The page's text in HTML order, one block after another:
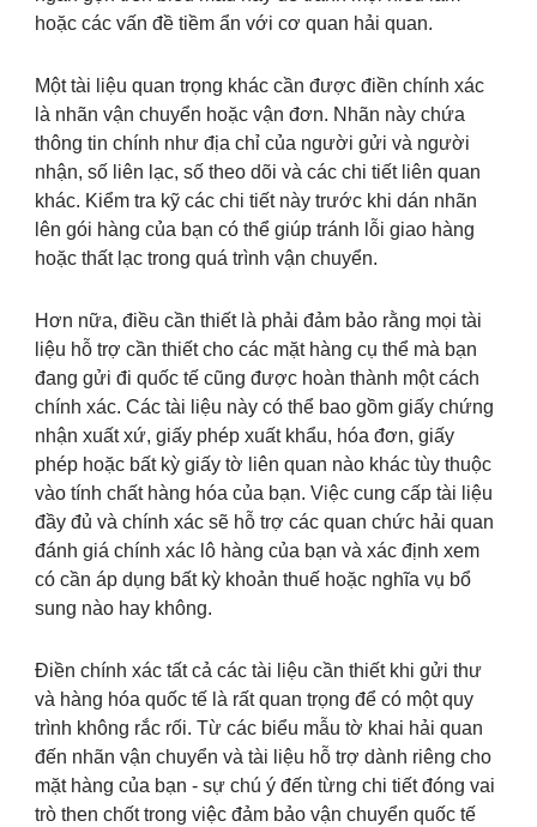
hoặc các vấn đề tiềm ẩn với cơ quan hải quan.
Một tài liệu quan trọng khác cần được điền chính xác
là nhãn vận chuyển hoặc vận đơn. Nhãn này chứa
thông tin chính như địa chỉ của người gửi và người
nhận, số liên lạc, số theo dõi và các chi tiết liên quan
khác. Kiểm tra kỹ các chi tiết này trước khi dán nhãn
lên gói hàng của bạn có thể giúp tránh lỗi giao hàng
hoặc thất lạc trong quá trình vận chuyển.
Hơn nữa, điều cần thiết là phải đảm bảo rằng mọi tài
liệu hỗ trợ cần thiết cho các mặt hàng cụ thể mà bạn
đang gửi đi quốc tế cũng được hoàn thành một cách
chính xác. Các tài liệu này có thể bao gồm giấy chứng
nhận xuất xứ, giấy phép xuất khẩu, hóa đơn, giấy
phép hoặc bất kỳ giấy tờ liên quan nào khác tùy thuộc
vào tính chất hàng hóa của bạn. Việc cung cấp tài liệu
đầy đủ và chính xác sẽ hỗ trợ các quan chức hải quan
đánh giá chính xác lô hàng của bạn và xác định xem
có cần áp dụng bất kỳ khoản thuế hoặc nghĩa vụ bổ
sung nào hay không.
Điền chính xác tất cả các tài liệu cần thiết khi gửi thư
và hàng hóa quốc tế là rất quan trọng để có một quy
trình không rắc rối. Từ các biểu mẫu tờ khai hải quan
đến nhãn vận chuyển và tài liệu hỗ trợ dành riêng cho
mặt hàng của bạn - sự chú ý đến từng chi tiết đóng vai
trò then chốt trong việc đảm bảo vận chuyển quốc tế